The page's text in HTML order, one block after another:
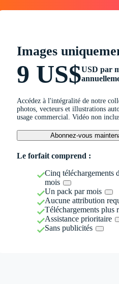
Images
9 US$USD par
Accédez à l'intégralité de notre
photos, vecteurs et illustrations
usage commercial. Vidéo non
Abonnez-vous
Le forfait comprend :
Cinq téléchargements
mois
Un pack par mois
Aucune attribution
Téléchargements plus
Assistance prioritaire
Sans publicités